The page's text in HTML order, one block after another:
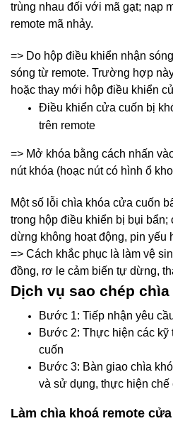
trùng nhau đối với mã gạt; nạp
remote mã nhảy.
=> Do hộp điều khiển nhận
sóng từ remote. Trường hợp
hoặc thay mới hộp điều khiển
Điều khiển cửa cuốn bị
trên remote
=> Mở khóa bằng cách nhấn
nút khóa (hoạc nút có hình ổ
Một số lỗi chìa khóa cửa cuốn
trong hộp điều khiển bị bụi
dừng không hoạt động, pin yếu
=> Cách khắc phục là làm vệ
đồng, rơ le cảm biến tự dừng,
Dịch vụ sao chép
Bước 1: Tiếp nhận yêu
Bước 2: Thực hiện các kỹ
cuốn
Bước 3: Bàn giao chìa
và sử dụng, thực hiện chế
Làm chìa khoá remote